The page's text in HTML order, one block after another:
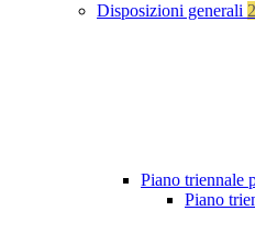
Disposizioni generali
Piano triennale
Piano